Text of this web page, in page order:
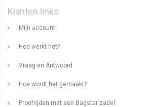
Klanten links
Mijn account
Hoe werkt het?
Vraag en Antwoord
Hoe wordt het gemaakt?
Proefrijden met een Bagster zadel